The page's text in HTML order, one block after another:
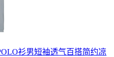
衫男短袖透气百搭简约凉